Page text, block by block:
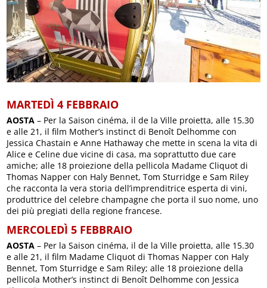
MARTEDÌ 4 FEBBRAIO
AOSTA – Per la Saison cinéma, il de la Ville proietta, alle 15.30
e alle 21, il film Mother’s instinct di Benoît Delhomme con
Jessica Chastain e Anne Hathaway che mette in scena la vita di
Alice e Celine due vicine di casa, ma soprattutto due care
amiche; alle 18 proiezione della pellicola Madame Cliquot di
Thomas Napper con Haly Bennet, Tom Sturridge e Sam Riley
che racconta la vera storia dell’imprenditrice esperta di vini,
produttrice del celebre champagne che porta il suo nome, uno
dei più pregiati della regione francese.
MERCOLEDÌ 5 FEBBRAIO
AOSTA – Per la Saison cinéma, il de la Ville proietta, alle 15.30
e alle 21, il film Madame Cliquot di Thomas Napper con Haly
Bennet, Tom Sturridge e Sam Riley; alle 18 proiezione della
pellicola Mother’s instinct di Benoît Delhomme con Jessica